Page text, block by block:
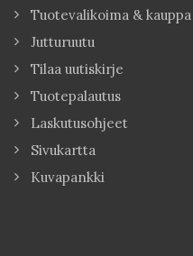
Tuotevalikoima & kauppa
Jutturuutu
Tilaa uutiskirje
Tuotepalautus
Laskutusohjeet
Sivukartta
Kuvapankki